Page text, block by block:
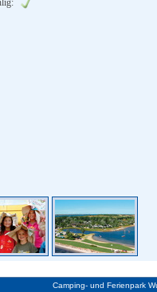
Camping- und Ferienpark